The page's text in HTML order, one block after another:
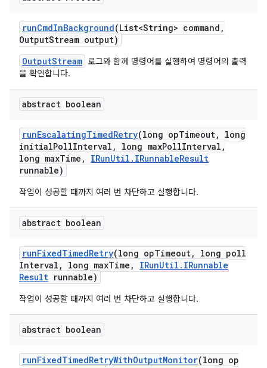
runCmdInBackground(List<String> command ,
OutputStream output)
OutputStream 로그와 함께 명령어를 실행하여 명령어의 출력
을 확인합니다.
abstract boolean
runEscalatingTimedRetry(long opTimeout,
long
initialPollInterval , long maxPollInterval ,
long maxTime , IRunUtil . IRunnableResult
runnable)
작업이 성공할 때까지 여러 번 차단하고 실행합니다.
abstract boolean
runFixedTimedRetry(long opTimeout,
long poll
Interval , long maxTime , IRunUtil . IRunnable
Result runnable)
작업이 성공할 때까지 여러 번 차단하고 실행합니다.
abstract boolean
runFixedTimedRetryWithOutputMonitor(long op